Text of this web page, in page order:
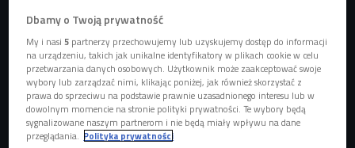
Coming Out - jak to wpływa na relacje z rodziną
W "Bez tabu" rozmawialiśmy o wyzwaniach, emocjach i
relacjach w rodzinach, w których jeden z członków dokonuje
coming outu. Jak zareagować na takie wyznanie? W jaki
sposób okazać wsparcie?
Dbamy o Twoją prywatność
My i nasi5 partnerzy przechowujemy lub uzyskujemy dostęp do informacji
na urządzeniu, takich jak unikalne identyfikatory w plikach cookie w celu
przetwarzania danych osobowych. Użytkownik może zaakceptować swoje
wybory lub zarządzać nimi, klikając poniżej, jak również skorzystać z
prawa do sprzeciwu na podstawie prawnie uzasadnionego interesu lub w
dowolnym momencie na stronie polityki prywatności. Te wybory będą
sygnalizowane naszym partnerom i nie będą miały wpływu na dane
przeglądania. Polityka prywatności